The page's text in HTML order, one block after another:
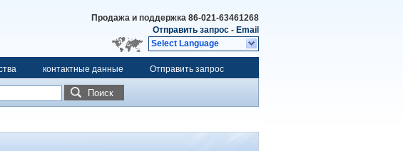
Продажа и поддержка 86-021-63461268
Отправить запрос - Email
Select Language
контактные данные Отправить запрос
Поиск